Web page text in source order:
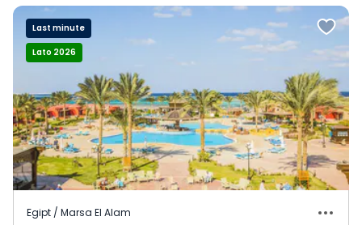
Last minute
Lato 2026
Egipt / Marsa El Alam